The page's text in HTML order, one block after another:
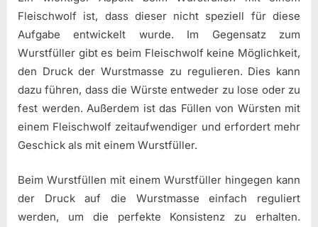
Fleischwolf ist, dass dieser nicht speziell für diese
Aufgabe entwickelt wurde. Im Gegensatz zum
Wurstfüller gibt es beim Fleischwolf keine Möglichkeit,
den Druck der Wurstmasse zu regulieren. Dies kann
dazu führen, dass die Würste entweder zu lose oder zu
fest werden. Außerdem ist das Füllen von Würsten mit
einem Fleischwolf zeitaufwendiger und erfordert mehr
Geschick als mit einem Wurstfüller.
Beim Wurstfüllen mit einem Wurstfüller hingegen kann
der Druck auf die Wurstmasse einfach reguliert
werden, um die perfekte Konsistenz zu erhalten.